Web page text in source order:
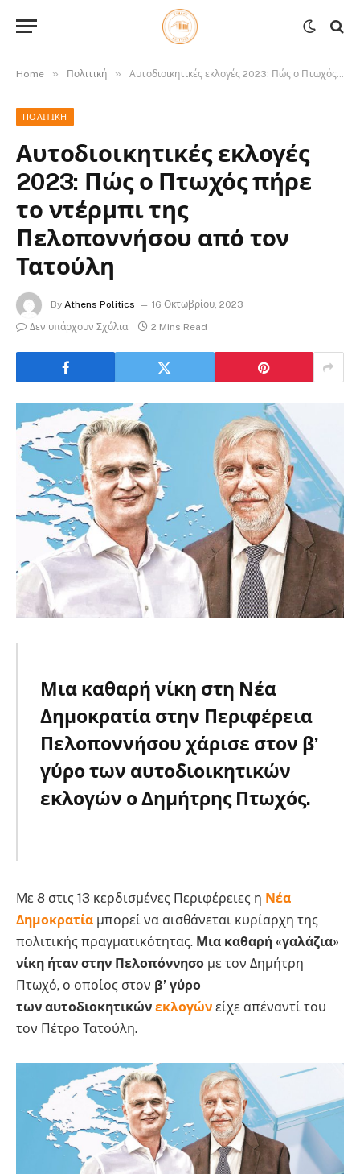
Home » Πολιτική » Αυτοδιοικητικές εκλογές 2023: Πώς ο Πτωχός πήρε το ντέρμπι της Πελοποννήσου από τον Τατούλη
ΠΟΛΙΤΙΚΉ
Αυτοδιοικητικές εκλογές
2023: Πώς ο Πτωχός πήρε
το ντέρμπι της
Πελοποννήσου από τον
Τατούλη
By Athens Politics
16 Οκτωβρίου, 2023
Δεν υπάρχουν Σχόλια
2 Mins Read
Μια καθαρή νίκη στη Νέα
Δημοκρατία στην Περιφέρεια
Πελοποννήσου χάρισε στον β’
γύρο των αυτοδιοικητικών
εκλογών ο Δημήτρης Πτωχός.
Με 8 στις 13 κερδισμένες Περιφέρειες η Νέα
Δημοκρατία μπορεί να αισθάνεται κυρίαρχη της
πολιτικής πραγματικότητας. Μια καθαρή «γαλάζια»
νίκη ήταν στην Πελοπόννησο με τον Δημήτρη
Πτωχό, ο οποίος στον β’ γύρο
των αυτοδιοκητικών εκλογών είχε απέναντί του
τον Πέτρο Τατούλη.